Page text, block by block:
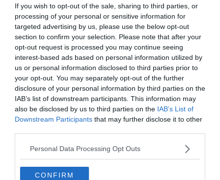
If you wish to opt-out of the sale, sharing to third parties, or
processing of your personal or sensitive information for
targeted advertising by us, please use the below opt-out
section to confirm your selection. Please note that after your
opt-out request is processed you may continue seeing
interest-based ads based on personal information utilized by
us or personal information disclosed to third parties prior to
your opt-out. You may separately opt-out of the further
disclosure of your personal information by third parties on the
IAB’s list of downstream participants. This information may
also be disclosed by us to third parties on the IAB’s List of
Downstream Participants that may further disclose it to other
Personal Data Processing Opt Outs
CONFIRM
Készen állsz?
0%
Melyik együttes száma a
16 tonna fekete szén?